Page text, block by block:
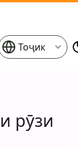
Тоҷик
рӯзи